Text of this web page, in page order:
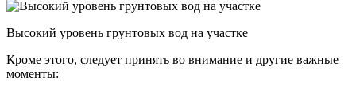
Высокий уровень грунтовых вод на участке
Кроме этого, следует принять во внимание и другие важные
моменты: